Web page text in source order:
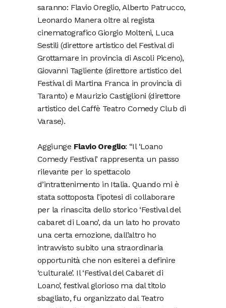
saranno: Flavio Oreglio, Alberto Patrucco,
Leonardo Manera oltre al regista
cinematografico Giorgio Molteni, Luca
Sestili (direttore artistico del Festival di
Grottamare in provincia di Ascoli Piceno),
Giovanni Tagliente (direttore artistico del
Festival di Martina Franca in provincia di
Taranto) e Maurizio Castiglioni (direttore
artistico del Caffè Teatro Comedy Club di
Varase).
Aggiunge Flavio Oreglio: “Il ‘Loano
Comedy Festival’ rappresenta un passo
rilevante per lo spettacolo
d’intrattenimento in Italia. Quando mi è
stata sottoposta l’ipotesi di collaborare
per la rinascita dello storico ‘Festival del
cabaret di Loano’, da un lato ho provato
una certa emozione, dall’altro ho
intravvisto subito una straordinaria
opportunità che non esiterei a definire
‘culturale’. Il ‘Festival del Cabaret di
Loano’, festival glorioso ma dal titolo
sbagliato, fu organizzato dal Teatro